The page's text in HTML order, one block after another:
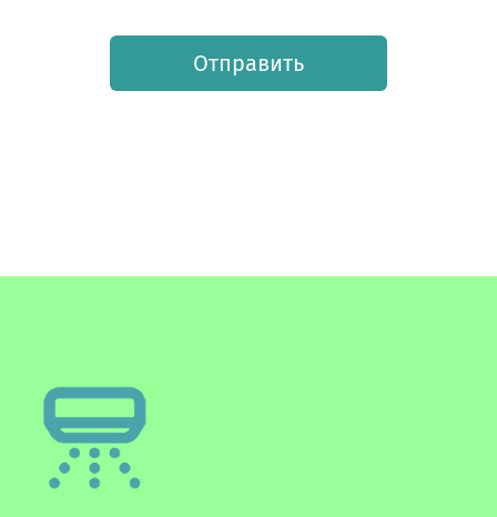
Отправить